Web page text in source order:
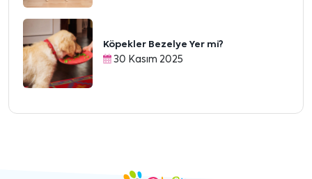
Köpekler Bezelye Yer mi?
30 Kasım 2025